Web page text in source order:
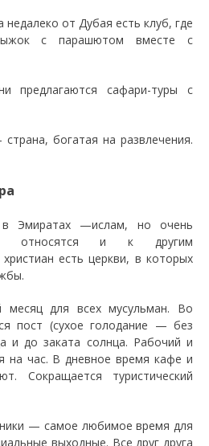
от Дубая есть клуб, где
с парашютом вместе с
предлагаются сафари-туры с
богатая на развлечения.
в Эмиратах —ислам, но очень
относятся и к другим
есть церкви, в которых
для всех мусульман. Во
пост (сухое голодание — без
и до заката солнца. Рабочий и
на час. В дневное время кафе и
Сокращается туристический
— самое любимое время для
выходные. Все друг друга